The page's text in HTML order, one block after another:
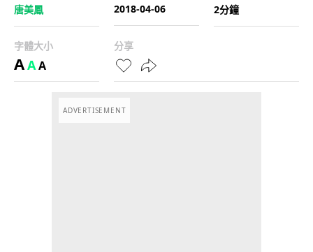
唐美鳳
2018-04-06
2分鐘
字體大小
AAA
分享
ADVERTISEMENT